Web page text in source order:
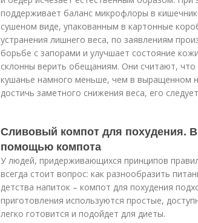
поддерживает баланс микрофлоры в
сушеном виде, упакованным в картонные
устранения лишнего веса, по заявлениям
борьбе с запорами и улучшает состояние
склонны верить обещаниям. Они считают,
кушанье намного меньше, чем в выращенном
достичь заметного снижения веса, его
Сливовый компот для похудения.
помощью компота
У людей, придерживающихся принципов
всегда стоит вопрос: как разнообразить
детства напиток – компот для похудения
приготовления используются простые,
легко готовится и подойдет для диеты.